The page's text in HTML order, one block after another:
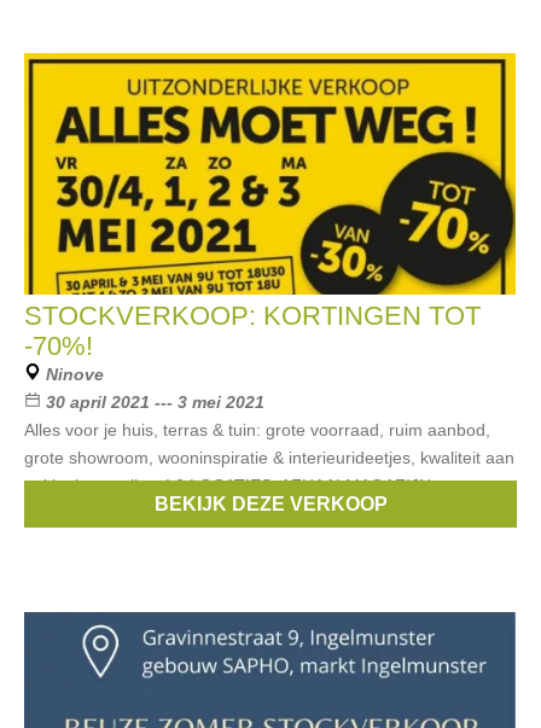
STOCKVERKOOP: KORTINGEN TOT
-70%!
Ninove
30 april 2021 --- 3 mei 2021
Alles voor je huis, terras & tuin: grote voorraad, ruim aanbod,
grote showroom, wooninspiratie & interieurideetjes, kwaliteit aan
onklopbare prijzen! 2 LOCATIES: AFHAALMAGAZIJN:
NEDERWIJK-OOSTBEKIJK DEZE VERKOOP